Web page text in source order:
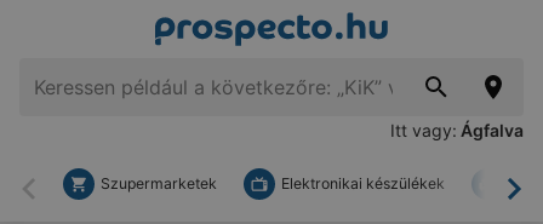
Itt vagy: Ágfalva
Vissza
Szupermarketek Elektronikai készülékek